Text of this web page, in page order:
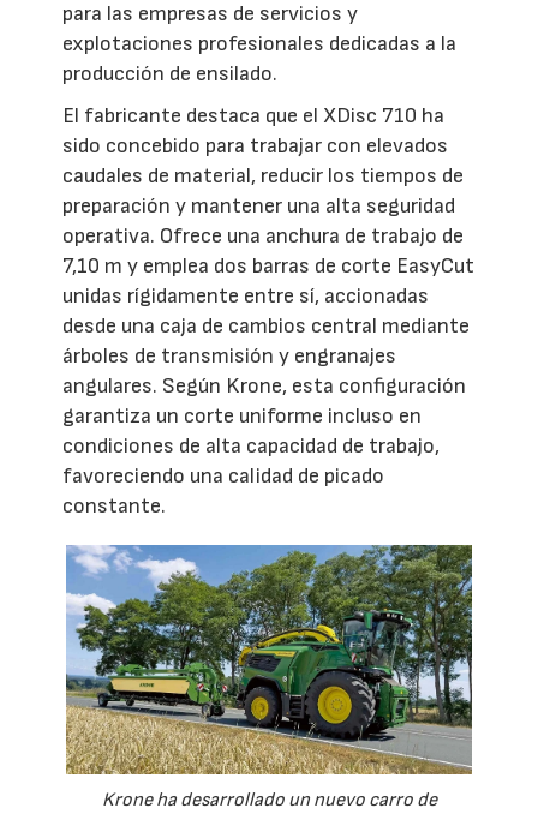
para las empresas de servicios y
explotaciones profesionales dedicadas a la
producción de ensilado.
El fabricante destaca que el XDisc 710 ha
sido concebido para trabajar con elevados
caudales de material, reducir los tiempos de
preparación y mantener una alta seguridad
operativa. Ofrece una anchura de trabajo de
7,10 m y emplea dos barras de corte EasyCut
unidas rígidamente entre sí, accionadas
desde una caja de cambios central mediante
árboles de transmisión y engranajes
angulares. Según Krone, esta configuración
garantiza un corte uniforme incluso en
condiciones de alta capacidad de trabajo,
favoreciendo una calidad de picado
constante.
Krone ha desarrollado un nuevo carro de